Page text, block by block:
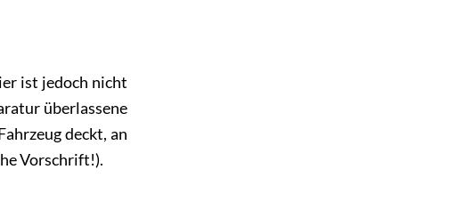
ist jedoch nicht
überlassene
deckt, an
Vorschrift!).